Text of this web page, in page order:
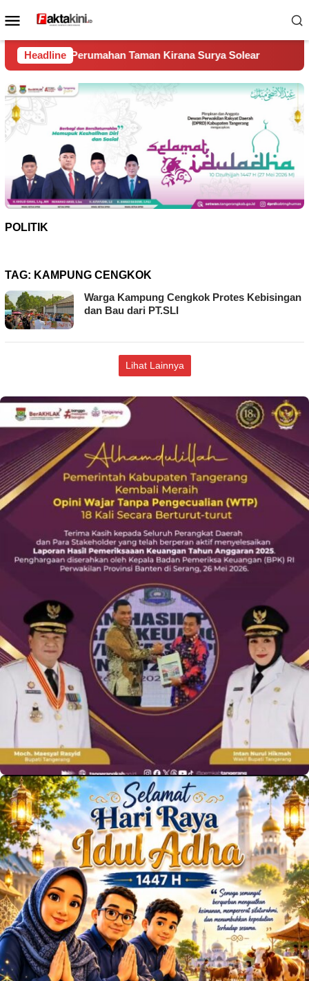
ke
Menu
Mobile
Headline
Taman Kirana Surya Solear Spanyol Juara Piala
POLITIK
TAG: KAMPUNG CENGKOK
Warga Kampung Cengkok Protes Kebisingan
dan Bau dari PT.SLI
Lihat Lainnya